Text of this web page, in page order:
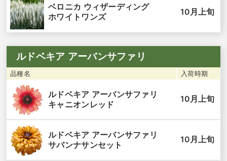
ベロニカ ウィザーディング
ホワイトワンズ
10月上旬
ルドベキア アーバンサファリ
品種名 入荷時期
ルドベキア アーバンサファリ
キャニオンレッド
10月上旬
ルドベキア アーバンサファリ
サバンナサンセット
10月上旬